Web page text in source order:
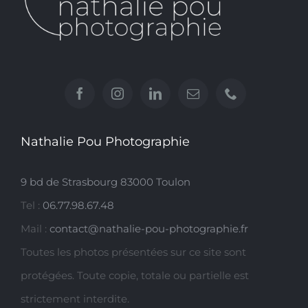
Nathalie Pou Photographie
9 bd de Strasbourg 83000 Toulon
Tel : 06.77.98.67.48
Mail : contact@nathalie-pou-photographie.fr
Toutes les photos présentées sur ce site sont
protégées. Toute copie, totale ou partielle est
strictement interdite.